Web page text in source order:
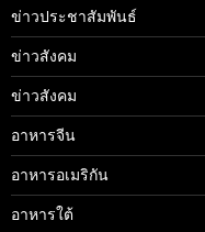
ข่าวประชาสัมพันธ์
ข่าวสังคม
ข่าวสังคม
อาหารจีน
อาหารอเมริกัน
อาหารใต้